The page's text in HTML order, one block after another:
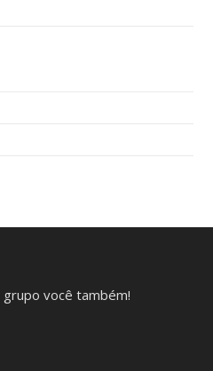
você também!